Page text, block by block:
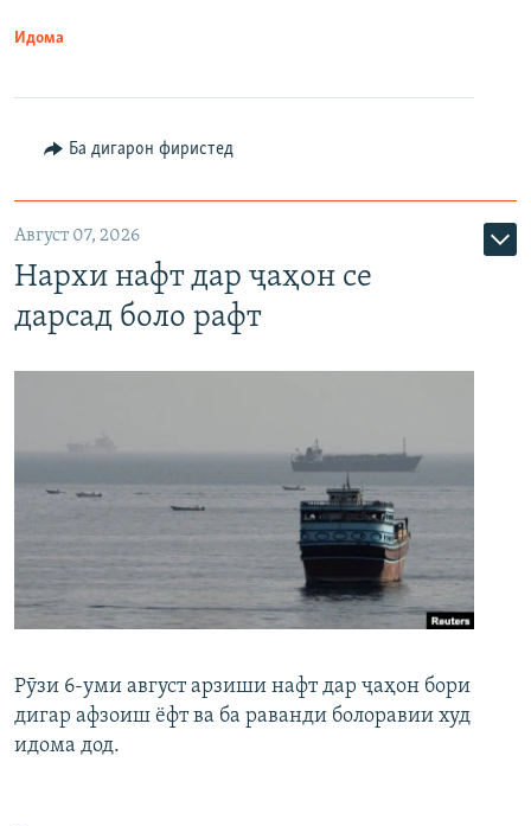
Идома
Ба дигарон фиристед
Август 07, 2026
Нархи нафт дар ҷаҳон се
дарсад боло рафт
Рӯзи 6-уми август арзиши нафт дар ҷаҳон бори
дигар афзоиш ёфт ва ба раванди болоравии худ
идома дод.